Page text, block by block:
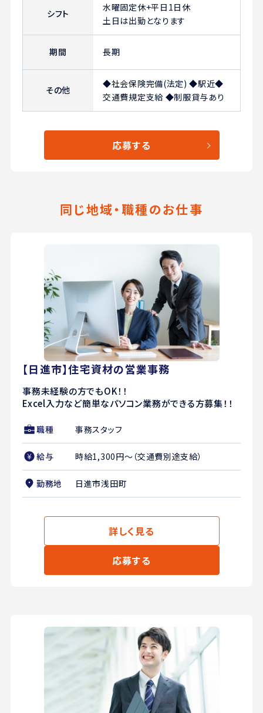
シフト
水曜固定休+平日1日休
土日は出勤となります
期間 長期
その他
◆社会保険完備(法定) ◆駅近◆
交通費規定支給 ◆制服貸与あり
応募する
同じ地域・職種のお仕事
【日進市】住宅資材の営業事務
事務未経験の方でもOK！！
Excel入力など簡単なパソコン業務ができる方募集！！
職種 事務スタッフ
給与 時給1,300円～（交通費別途支給）
勤務地 日進市浅田町
詳しく見る
応募する